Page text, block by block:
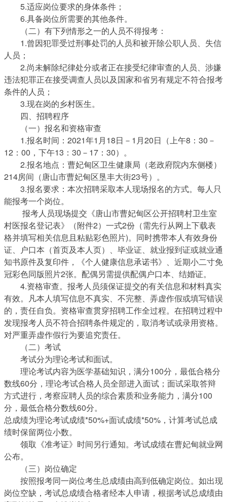
5.适应岗位要求的身体条件；
6.具备岗位所需要的其他条件。
（二）有下列情形之一的人员不得报考：
1.曾因犯罪受过刑事处罚的人员和被开除公职人员、失信
人员；
2.尚未解除纪律处分或者正在接受纪律审查的人员、涉嫌
违法犯罪正在接受调查人员以及国家和省另有规定不符合报考
条件的人员；
3.现在岗的乡村医生。
四、招聘程序
（一）报名和资格审查
1.报名时间：2021年1月18日－1月20日（上午8：30－
12：00，下午13：30－17：30）。
2.报名地点：曹妃甸区卫生健康局（老政府院内东侧楼）
214房间（唐山市曹妃甸区垦丰大街23号）。
3.报名要求：本次招聘采取本人现场报名的方式。每人只
能报考一个岗位。
报考人员现场提交《唐山市曹妃甸区公开招聘村卫生室
村医报名登记表》（附件2）一式2份（需先行从网上下载表
格并填写相关信息且粘贴彩色照片)。同时携带本人有效身份
证、户口本（首页及本人页）、毕业证、就业报到证或就业通
知书原件及复印件，《个人健康信息承诺书》、近期小二寸免
冠彩色同版照片2张。配偶另需提供配偶户口本、结婚证。
4.资格审查。报考人员须保证提交的有关信息和材料真实
有效。凡本人填写信息不真实、不完整、弄虚作假或填写错误
的，责任自负。资格审查贯穿招聘工作全过程。在招聘过程中
发现报考人员不符合招聘条件规定的，取消考试或录用资格。
对严重弄虚作假行为要追究责任。
（二）考试
考试分为理论考试和面试。
理论考试内容为医学基础知识，满分100分，最低合格分
数线60分，理论考试合格人员全部进入面试；面试采取答辩
方式进行，考察应聘人员的综合素质和业务能力，满分100
分，最低合格分数线60分。
总成绩为理论考试成绩*50%+面试成绩*50%，计算考试总成
绩时保留两位小数。
领取《准考证》时间另行通知。考试成绩在曹妃甸就业网
公布。
（三）岗位确定
按照报考同一岗位考生总成绩由高到低确定岗位。如出现
岗位空缺，考试总成绩合格者经本人申请，根据考试总成绩由